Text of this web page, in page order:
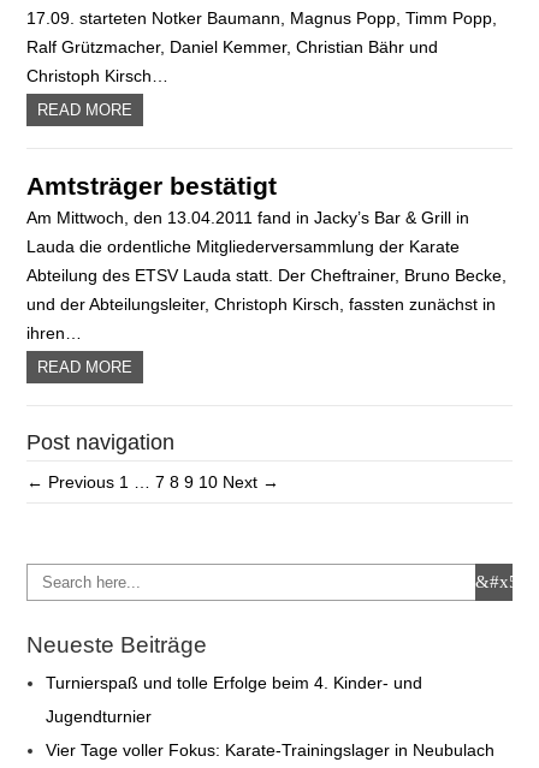
17.09. starteten Notker Baumann, Magnus Popp, Timm Popp,
Ralf Grützmacher, Daniel Kemmer, Christian Bähr und
Christoph Kirsch…
READ MORE
Amtsträger bestätigt
Am Mittwoch, den 13.04.2011 fand in Jacky’s Bar & Grill in
Lauda die ordentliche Mitgliederversammlung der Karate
Abteilung des ETSV Lauda statt. Der Cheftrainer, Bruno Becke,
und der Abteilungsleiter, Christoph Kirsch, fassten zunächst in
ihren…
READ MORE
Post navigation
← Previous 1 7 8 9 10 Next →
Neueste Beiträge
Turnierspaß und tolle Erfolge beim 4. Kinder- und
Jugendturnier
Vier Tage voller Fokus: Karate-Trainingslager in Neubulach